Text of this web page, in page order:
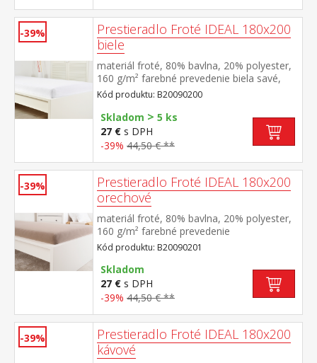
-39%
Prestieradlo Froté IDEAL 180x200
biele
materiál froté, 80% bavlna, 20% polyester,
160 g/m² farebné prevedenie biela savé,
odolné, stálofarebné, obšité gumou pre
matrace do výšky 25 cm prateľné do 40 °C
Kód produktu: B20090200
Skladom > 5 ks
27 € s DPH
-39% 44,50 € **
-39%
Prestieradlo Froté IDEAL 180x200
orechové
materiál froté, 80% bavlna, 20% polyester,
160 g/m² farebné prevedenie
orechová savé, odolné, stálofarebné,
obšité gumou pre matrace do výšky 25
cm prateľné do 40 °C
Kód produktu: B20090201
Skladom
27 € s DPH
-39% 44,50 € **
-39%
Prestieradlo Froté IDEAL 180x200
kávové